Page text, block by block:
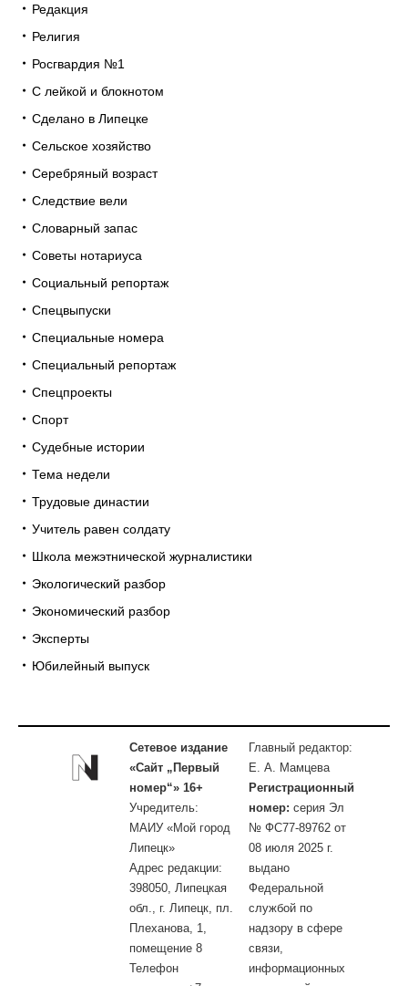
Редакция
Религия
Росгвардия №1
С лейкой и блокнотом
Сделано в Липецке
Сельское хозяйство
Серебряный возраст
Следствие вели
Словарный запас
Советы нотариуса
Социальный репортаж
Спецвыпуски
Специальные номера
Специальный репортаж
Спецпроекты
Спорт
Судебные истории
Тема недели
Трудовые династии
Учитель равен солдату
Школа межэтнической журналистики
Экологический разбор
Экономический разбор
Эксперты
Юбилейный выпуск
Сетевое издание
«Сайт „Первый
номер“» 16+
Учредитель:
МАИУ «Мой город
Липецк»
Адрес редакции:
398050, Липецкая
обл., г. Липецк, пл.
Плеханова, 1,
помещение 8
Телефон
Главный редактор:
Е. А. Мамцева
Регистрационный
номер: серия Эл
№ ФС77-89762 от
08 июля 2025 г.
выдано
Федеральной
службой по
надзору в сфере
связи,
информационных